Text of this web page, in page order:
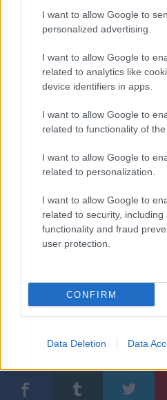
I want to allow Google to
personalized advertising.
I want to allow Google to
related to analytics like
device identifiers in apps.
I want to allow Google to
related to functionality of
I want to allow Google to
related to personalization.
I want to allow Google to
related to security, including
functionality and fraud
user protection.
CONFIRM
Data Deletion Data
Wenn Sie sich gestresst oder
Möglichkeit, Ihren
organisieren. Bevor Sie
sich auf den nächsten Tag
Unterbewusstsein planen,
Sie können sich auf die
konzentrieren, anstatt sich
Kommende zu machen.
Selbsthilfe ist ein offenes
strikt richtige oderfalsche
erfolgreichsten Wege, eine
verfolgen. Wenn Sie die
beherzigen, können Sie
Selbsthilfestrategie
Címkék:Erfolgreiche persönliche